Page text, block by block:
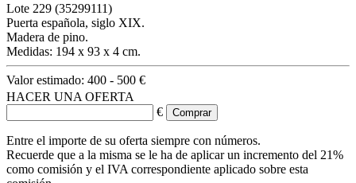
Lote 229 (35299111)
Puerta española, siglo XIX.
Madera de pino.
Medidas: 194 x 93 x 4 cm.
Valor estimado: 400 - 500 €
HACER UNA OFERTA
€
Entre el importe de su oferta siempre con números.
Recuerde que a la misma se le ha de aplicar un incremento del 21%
como comisión y el IVA correspondiente aplicado sobre esta